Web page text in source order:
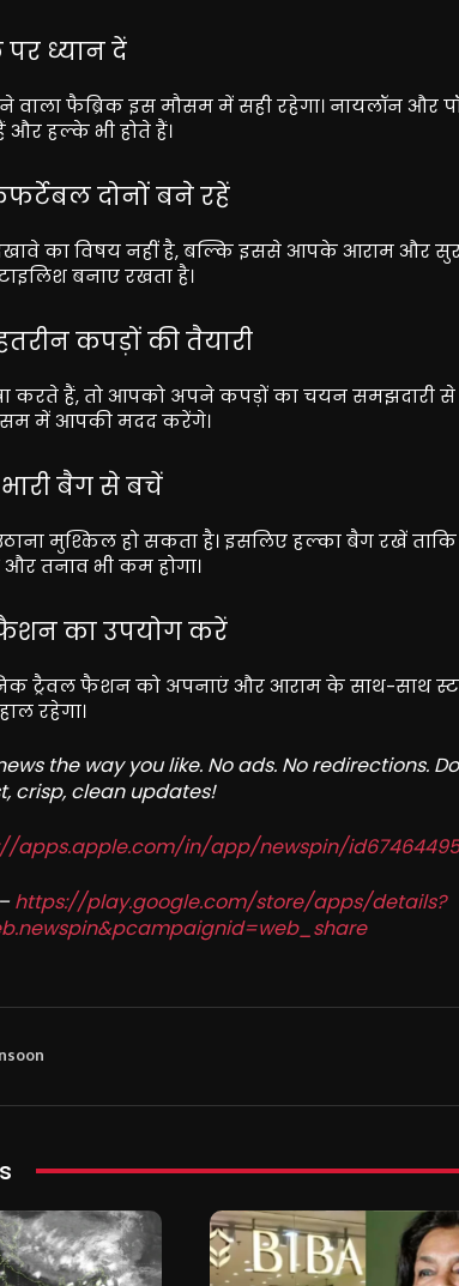
ध्यान दें
फैब्रिक इस मौसम में सही रहेगा। नायलॉन और
हल्के भी होते हैं।
दोनों बने रहें
का विषय नहीं है, बल्कि इससे आपके आराम और
बनाए रखता है।
कपड़ों की तैयारी
करते हैं, तो आपको अपने कपड़ों का चयन
में आपकी मदद करेंगे।
बैग से बचें
मुश्किल हो सकता है। इसलिए हल्का बैग रखें
तनाव भी कम होगा।
का उपयोग करें
ट्रैवल फैशन को अपनाएं और आराम के साथ-साथ
रहेगा।
the way you like. No ads. No redirections.
crisp, clean updates!
apps.apple.com/in/app/newspin/
https://play.google.com/store/apps/details?